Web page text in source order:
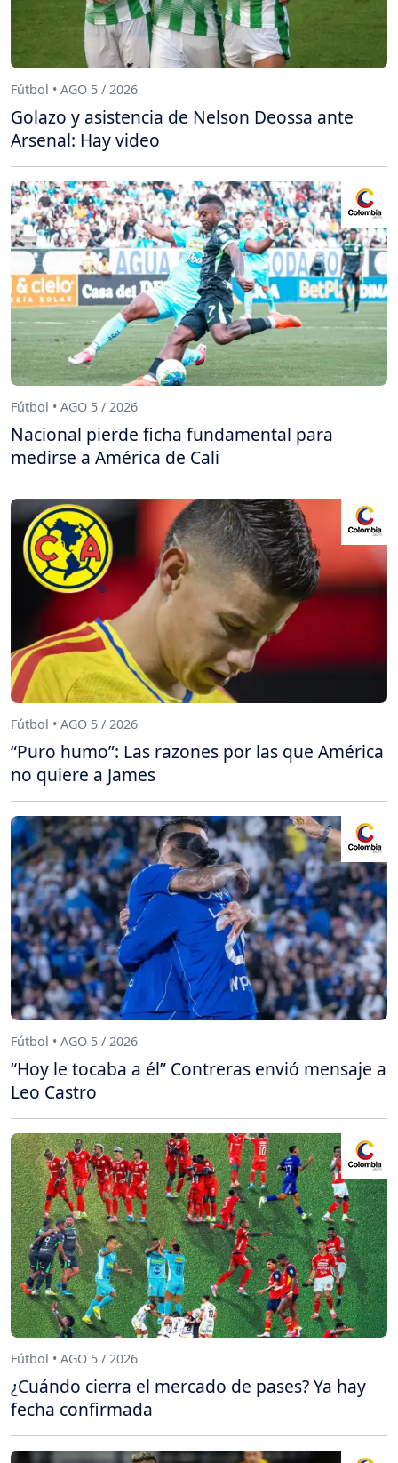
Fútbol • AGO 5 / 2026
Golazo y asistencia de Nelson Deossa ante
Arsenal: Hay video
Fútbol • AGO 5 / 2026
Nacional pierde ficha fundamental para
medirse a América de Cali
Fútbol • AGO 5 / 2026
“Puro humo”: Las razones por las que América
no quiere a James
Fútbol • AGO 5 / 2026
“Hoy le tocaba a él” Contreras envió mensaje a
Leo Castro
Fútbol • AGO 5 / 2026
¿Cuándo cierra el mercado de pases? Ya hay
fecha confirmada